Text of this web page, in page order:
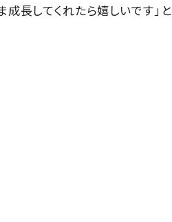
長してくれたら嬉しいです」と